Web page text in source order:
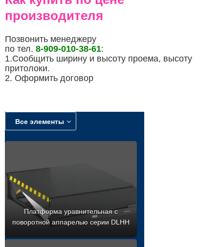
производителя
Позвонить менеджеру
по тел. 8-909-010-38-61:
1.Сообщить ширину и высоту проема, высоту
притолоки.
2. Оформить договор
Все элементы
Платформа уравнительная с
поворотной аппарелью серии DLHH